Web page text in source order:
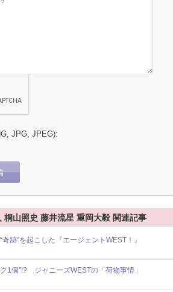
JPG, JPEG):
山照史 藤井流星 重岡大毅 関連記事
跡”を起こした『エージェントWEST！』
1個”!? ジャニーズWESTの「荷物事情」